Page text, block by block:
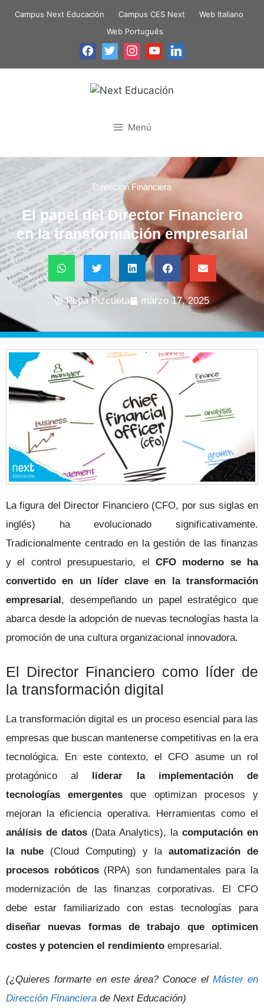
Campus Next Educación Campus CES Next
Web Italiano
Web Português
Menú
Dirección Financiera
El papel del Director Financiero
en la transformación empresarial
Pepa Pizcueta marzo 17, 2025
La figura del Director Financiero (CFO, por sus siglas en
inglés) ha evolucionado significativamente.
Tradicionalmente centrado en la gestión de las finanzas
y el control presupuestario, el CFO moderno se ha
convertido en un líder clave en la transformación
empresarial , desempeñando un papel estratégico que
abarca desde la adopción de nuevas tecnologías hasta la
promoción de una cultura organizacional innovadora.
El Director Financiero como líder de
la transformación digital
La transformación digital es un proceso esencial para las
empresas que buscan mantenerse competitivas en la era
tecnológica. En este contexto, el CFO asume un rol
protagónico al liderar la implementación de
tecnologías emergentes que optimizan procesos y
mejoran la eficiencia operativa. Herramientas como el
análisis de datos (Data Analytics), la computación en
la nube (Cloud Computing) y la automatización de
procesos robóticos(RPA) son fundamentales para la
modernización de las finanzas corporativas. El CFO
debe estar familiarizado con estas tecnologías para
diseñar nuevas formas de trabajo que optimicen
costes y potencien el rendimiento empresarial.
(¿Quieres formarte en este área? Conoce el Máster en
Dirección Financiera de Next Educación)